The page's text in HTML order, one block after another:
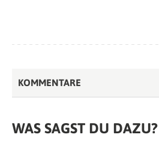
KOMMENTARE
WAS SAGST DU DAZU?